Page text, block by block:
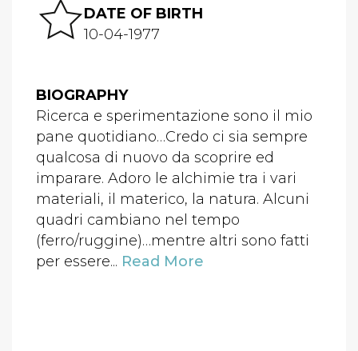
DATE OF BIRTH
10-04-1977
BIOGRAPHY
Ricerca e sperimentazione sono il mio
pane quotidiano…Credo ci sia sempre
qualcosa di nuovo da scoprire ed
imparare. Adoro le alchimie tra i vari
materiali, il materico, la natura. Alcuni
quadri cambiano nel tempo
(ferro/ruggine)…mentre altri sono fatti
per essere... Read More